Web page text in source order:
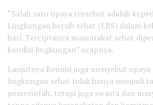
“Salah satu upaya tersebut adalah
Lingkungan bersih sehat (LBS) dalam
hari. Terciptanya masyarakat sehat
kondisi lingkungan” ucapnya.
Lanjutnya Renold juga menyebut upaya
lingkungan sehat tidak hanya menjadi
pemerintah, tetapi juga swasta dan